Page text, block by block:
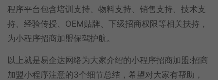
程序平台包含培训支持、物料支持、销售支持、技术支
持、经验传授、OEM贴牌、下级招商权限等相关扶持，
为小程序招商加盟保驾护航。
以上就是易企达网络为大家介绍的小程序招商加盟:招商
加盟小程序注意的3个细节总结，希望对大家有帮助，